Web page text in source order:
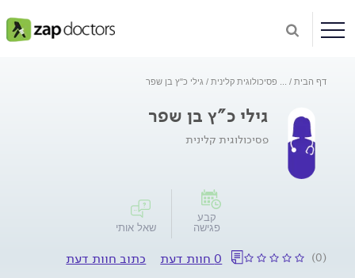
דף הבית פסיכולוגית קלינית גילי כ"ץ בן שפר
גילי כ"ץ בן שפר
פסיכולוגית קלינית
קבע
פגישה
שאל אותי
(0) 0 חוות דעת כתוב חוות דעת